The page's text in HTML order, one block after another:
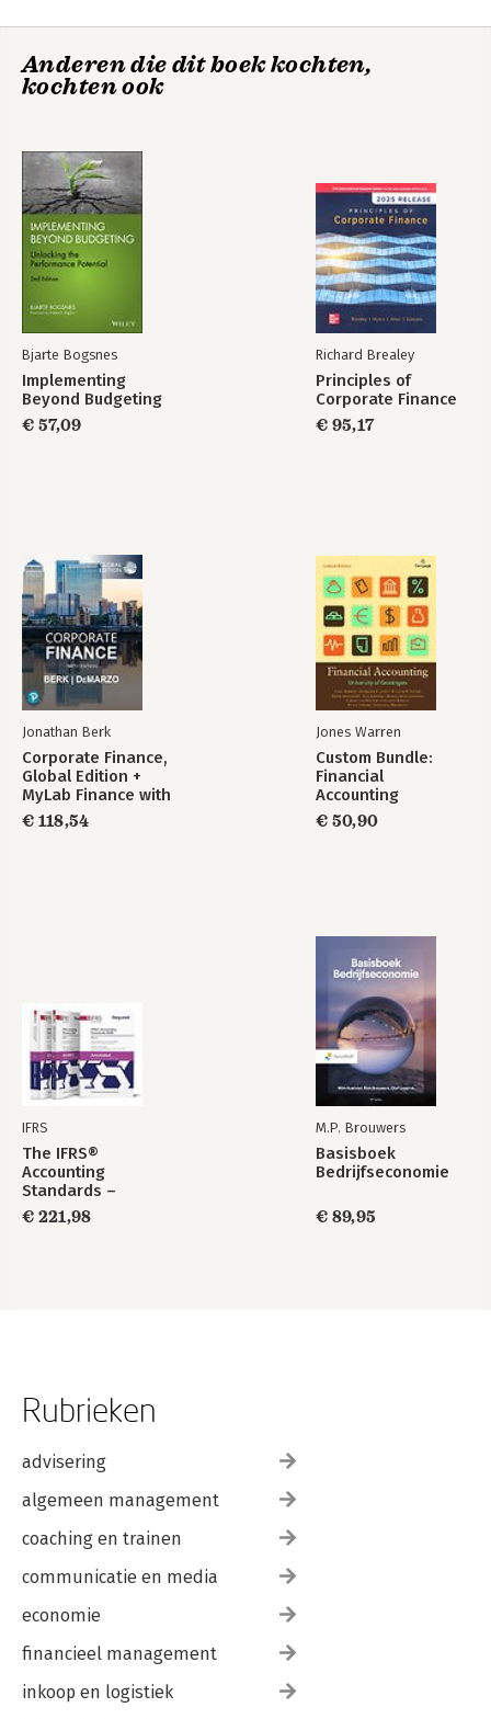
6 Agile Transformation 91
7 Handelsbanken 103
10 What’s in It for Me? 143
Epilogue 147
Index 149
Anderen die dit boek kochten,
kochten ook
Bjarte Bogsnes
Implementing
Beyond Budgeting
€ 57,09
Richard Brealey
Principles of
Corporate Finance
€ 95,17
Jonathan Berk
Corporate Finance,
Global Edition +
MyLab Finance with
Pearson eText
(Package)
€ 118,54
Jones Warren
Custom Bundle:
Financial
Accounting
€ 50,90
IFRS
The IFRS®
Accounting
Standards –
Required Annotated
1 January 2026
€ 221,98
M.P. Brouwers
Basisboek
Bedrijfseconomie
€ 89,95
Rubrieken
advisering
algemeen management
coaching en trainen
communicatie en media
economie
financieel management
inkoop en logistiek